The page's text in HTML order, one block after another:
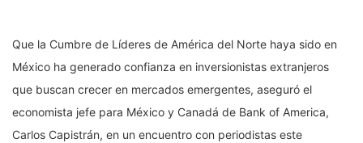
Que la Cumbre de Líderes de América del Norte haya sido en
México ha generado confianza en inversionistas extranjeros
que buscan crecer en mercados emergentes, aseguró el
economista jefe para México y Canadá de Bank of America,
Carlos Capistrán, en un encuentro con periodistas este